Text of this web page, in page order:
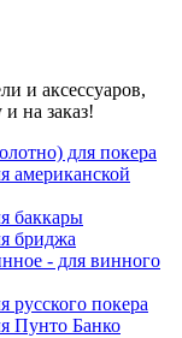
и аксессуаров,
на заказ!
для покера
американской
баккары
бриджа
- для винного
русского покера
Пунто Банко